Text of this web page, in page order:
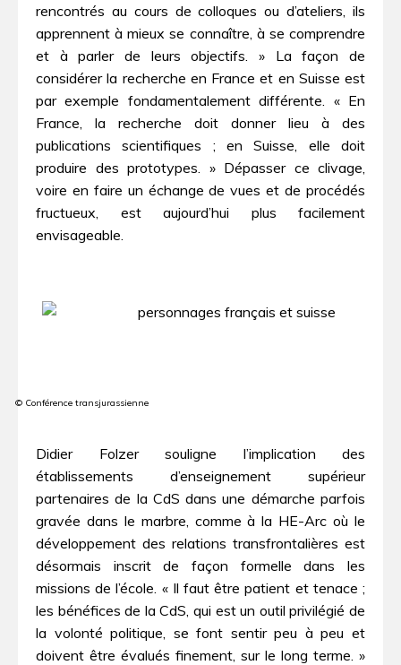
rencontrés au cours de colloques ou d’ateliers, ils
apprennent à mieux se connaître, à se comprendre
et à parler de leurs objectifs. » La façon de
considérer la recherche en France et en Suisse est
par exemple fondamentalement différente. « En
France, la recherche doit donner lieu à des
publications scientifiques ; en Suisse, elle doit
produire des prototypes. » Dépasser ce clivage,
voire en faire un échange de vues et de procédés
fructueux, est aujourd’hui plus facilement
envisageable.
© Conférence transjurassienne
Didier Folzer souligne l’implication des
établissements d’enseignement supérieur
partenaires de la CdS dans une démarche parfois
gravée dans le marbre, comme à la HE-Arc où le
développement des relations transfrontalières est
désormais inscrit de façon formelle dans les
missions de l’école. « Il faut être patient et tenace ;
les bénéfices de la CdS, qui est un outil privilégié de
la volonté politique, se font sentir peu à peu et
doivent être évalués finement, sur le long terme. »